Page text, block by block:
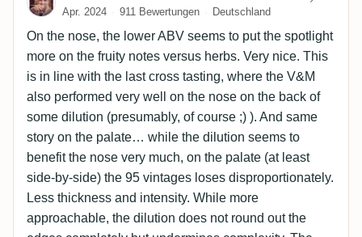
Apr. 2024 911 Bewertungen Deutschland
On the nose, the lower ABV seems to put the spotlight
more on the fruity notes versus herbs. Very nice. This
is in line with the last cross tasting, where the V&M
also performed very well on the nose on the back of
some dilution (presumably, of course ;) ). And same
story on the palate… while the dilution seems to
benefit the nose very much, on the palate (at least
side-by-side) the 95 vintages loses disproportionately.
Less thickness and intensity. While more
approachable, the dilution does not round out the